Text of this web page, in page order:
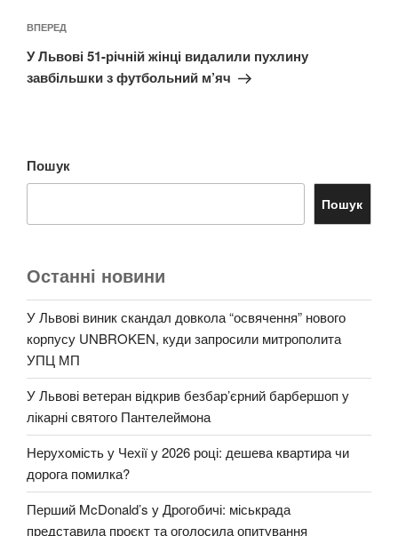
Наступний
запис
ВПЕРЕД
У Львові 51-річній жінці видалили пухлину
завбільшки з футбольний м’яч
Пошук
Пошук
Останні новини
У Львові виник скандал довкола “освячення” нового
корпусу UNBROKEN, куди запросили митрополита
УПЦ МП
У Львові ветеран відкрив безбар’єрний барбершоп у
лікарні святого Пантелеймона
Нерухомість у Чехії у 2026 році: дешева квартира чи
дорога помилка?
Перший McDonald’s у Дрогобичі: міськрада
представила проєкт та оголосила опитування